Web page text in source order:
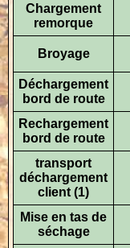
Chargement
remorque
Broyage
Déchargement
bord de route
Rechargement
bord de route
transport
déchargement
client (1)
Mise en tas de
séchage